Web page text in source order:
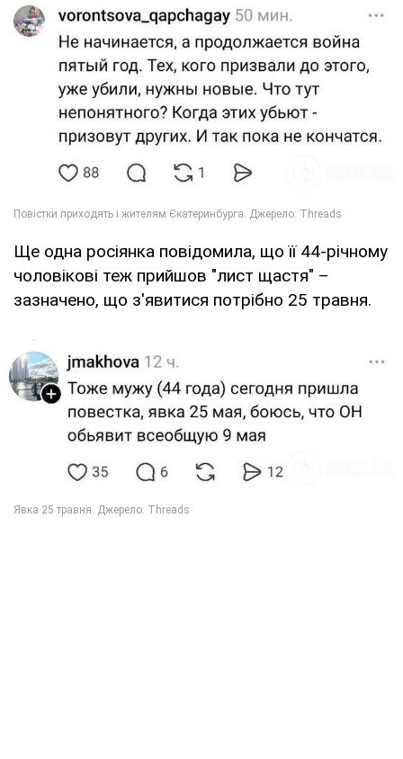
Ще одна росіянка повідомила, що її 44-річному
чоловікові теж прийшов "лист щастя" –
зазначено, що з'явитися потрібно 25 травня.